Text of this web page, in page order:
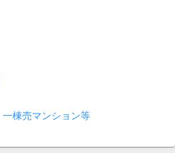
棟売マンション等